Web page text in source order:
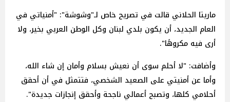
ماريتا الحلاني قالت في تصريح خاص لـ"وشوشة": "أمنياتي في
العام الجديد، أن يكون بلدي لبنان وكل الوطن العربي بخير، ولا
أرى فيه مكروهًا".
وأضافت: "لا أحلم سوى أن نعيش بسلام وأمان إن شاء الله،
وأما عن أمنيتي على الصعيد الشخصي، فتتمثل في أن أحقق
أحلامي كلها، وتصبح أعمالي ناجحة وأحقق إنجازات جديدة".